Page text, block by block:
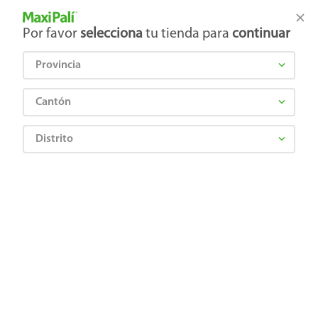
Tienda Maxi Palí
Por favor selecciona tu tienda para continuar
Provincia
Cantón
Distrito